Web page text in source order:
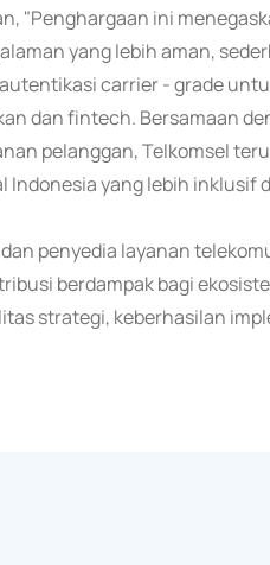
"Penghargaan ini
yang lebih aman,
carrier - grade
dan fintech. Bersamaan
pelanggan, Telkomsel
yang lebih inklusif
penyedia layanan
berdampak bagi
strategi, keberhasilan